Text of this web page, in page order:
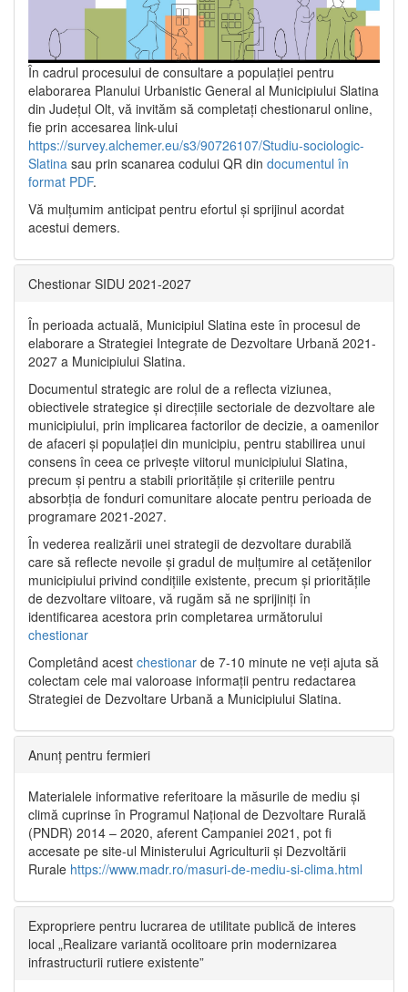
În cadrul procesului de consultare a populaţiei pentru
elaborarea Planului Urbanistic General al Municipiului Slatina
din Județul Olt, vă invităm să completați chestionarul online,
fie prin accesarea link-ului
https://survey.alchemer.eu/s3/90726107/Studiu-sociologic-
Slatina sau prin scanarea codului QR din documentul în
format PDF.
Vă mulţumim anticipat pentru efortul şi sprijinul acordat
acestui demers.
Chestionar SIDU 2021-2027
În perioada actuală, Municipiul Slatina este în procesul de
elaborare a Strategiei Integrate de Dezvoltare Urbană 2021‐
2027 a Municipiului Slatina.
Documentul strategic are rolul de a reflecta viziunea,
obiectivele strategice și direcțiile sectoriale de dezvoltare ale
municipiului, prin implicarea factorilor de decizie, a oamenilor
de afaceri și populației din municipiu, pentru stabilirea unui
consens în ceea ce privește viitorul municipiului Slatina,
precum și pentru a stabili prioritățile și criteriile pentru
absorbția de fonduri comunitare alocate pentru perioada de
programare 2021-2027.
În vederea realizării unei strategii de dezvoltare durabilă
care să reflecte nevoile și gradul de mulțumire al cetățenilor
municipiului privind condițiile existente, precum și prioritățile
de dezvoltare viitoare, vă rugăm să ne sprijiniți în
identificarea acestora prin completarea următorului
chestionar
Completând acest chestionar de 7-10 minute ne veți ajuta să
colectam cele mai valoroase informații pentru redactarea
Strategiei de Dezvoltare Urbană a Municipiului Slatina.
Anunț pentru fermieri
Materialele informative referitoare la măsurile de mediu și
climă cuprinse în Programul Național de Dezvoltare Rurală
(PNDR) 2014 – 2020, aferent Campaniei 2021, pot fi
accesate pe site-ul Ministerului Agriculturii și Dezvoltării
Rurale https://www.madr.ro/masuri-de-mediu-si-clima.html
Expropriere pentru lucrarea de utilitate publică de interes
local „Realizare variantă ocolitoare prin modernizarea
infrastructurii rutiere existente”